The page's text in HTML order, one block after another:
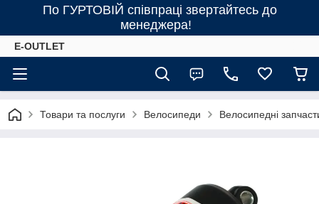
По ГУРТОВІЙ співпраці звертайтесь до
менеджера!
E-OUTLET
Товари та послуги Велосипеди Велосипедні